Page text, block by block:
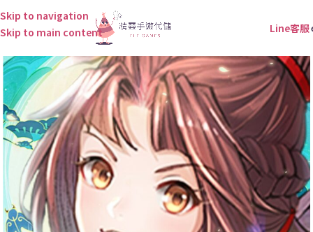
Skip to navigation
Skip to main content
Line客服